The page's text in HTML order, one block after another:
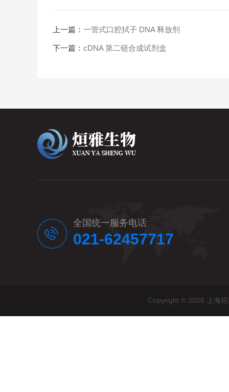
上一篇： 一管式口腔拭子 DNA 释放剂
下一篇： cDNA 第二链合成试剂盒
全国统一服务电话
021-62457717
Copyright © 2026 上海